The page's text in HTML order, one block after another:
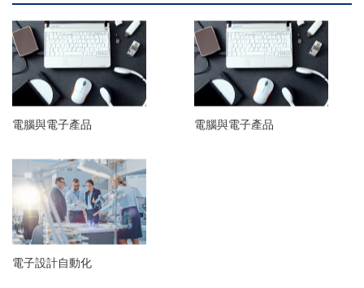
電腦與電子產品 電腦與電子產品
電子設計自動化